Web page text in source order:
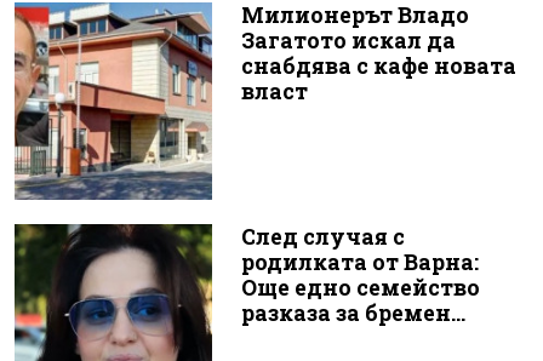
Милионерът Владо
Загатото искал да
снабдява с кафе новата
власт
След случая с
родилката от Варна:
Още едно семейство
разказа за бремен...